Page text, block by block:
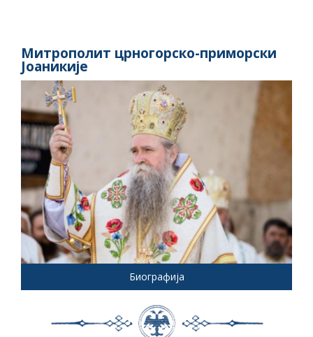
Митрополит црногорско-приморски
Јоаникије
Биографија